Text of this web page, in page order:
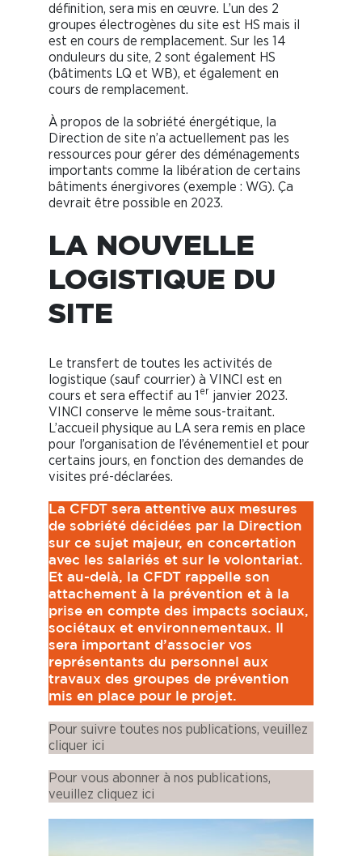
définition, sera mis en œuvre. L’un des 2
groupes électrogènes du site est HS mais il
est en cours de remplacement. Sur les 14
onduleurs du site, 2 sont également HS
(bâtiments LQ et WB), et également en
cours de remplacement.
À propos de la sobriété énergétique, la
Direction de site n’a actuellement pas les
ressources pour gérer des déménagements
importants comme la libération de certains
bâtiments énergivores (exemple : WG). Ça
devrait être possible en 2023.
LA NOUVELLE
LOGISTIQUE DU
SITE
Le transfert de toutes les activités de
logistique (sauf courrier) à VINCI est en
cours et sera effectif au 1 er janvier 2023.
VINCI conserve le même sous-traitant.
L’accueil physique au LA sera remis en place
pour l’organisation de l’événementiel et pour
certains jours, en fonction des demandes de
visites pré-déclarées.
La CFDT sera attentive aux mesures
de sobriété décidées par la Direction
sur ce sujet majeur, en concertation
avec les salariés et sur le volontariat.
Et au-delà, la CFDT rappelle son
attachement à la prévention et à la
prise en compte des impacts sociaux,
sociétaux et environnementaux. Il
sera important d’associer vos
représentants du personnel aux
travaux des groupes de prévention
mis en place pour le projet.
Pour suivre toutes nos publications, veuillez
cliquer ici
Pour vous abonner à nos publications,
veuillez cliquez ici